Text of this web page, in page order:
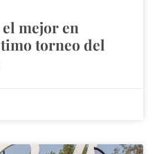
mejor en
torneo del